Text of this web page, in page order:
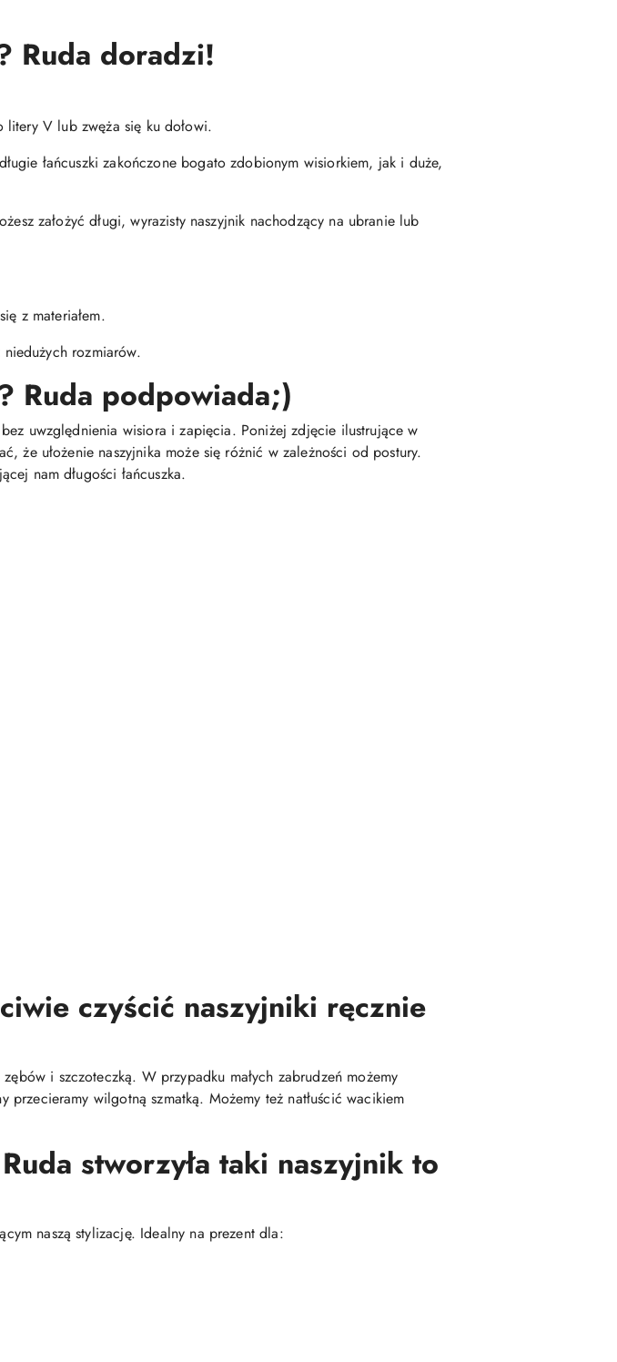
Ruda doradzi!
litery V lub zwęża się ku dołowi.
łańcuszki zakończone bogato zdobionym wisiorkiem, jak i duże,
założyć długi, wyrazisty naszyjnik nachodzący na ubranie lub
z materiałem.
rozmiarów.
Ruda podpowiada;)
uwzględnienia wisiora i zapięcia. Poniżej zdjęcie ilustrujące w
że ułożenie naszyjnika może się różnić w zależności od postury.
nam długości łańcuszka.
czyścić naszyjniki ręcznie
i szczoteczką. W przypadku małych zabrudzeń możemy
wilgotną szmatką. Możemy też natłuścić wacikiem
stworzyła taki naszyjnik to
naszą stylizację. Idealny na prezent dla: